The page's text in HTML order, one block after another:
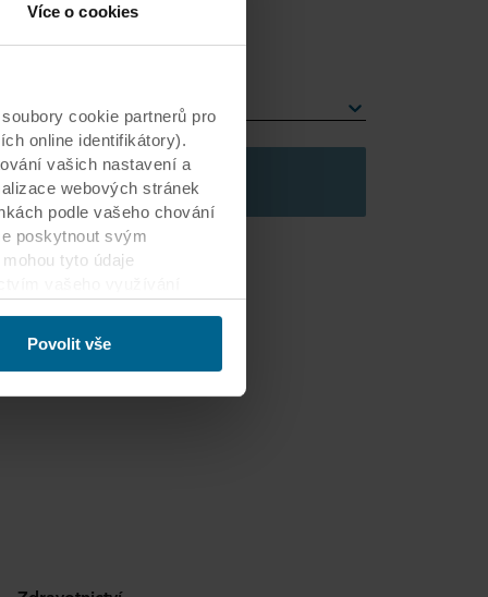
Více o cookies
cookie partnerů pro
online identifikátory).
vašich nastavení a
webových stránek
podle vašeho chování
poskytnout svým
tyto údaje
v zemích EU/EHP.
a informace o tom,
pro jaké účely
informace.
Povolit vše
Přidat do košíku